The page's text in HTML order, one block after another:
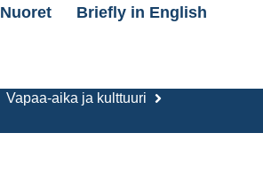
Nuoret Briefly in English
Vapaa-aika ja kulttuuri